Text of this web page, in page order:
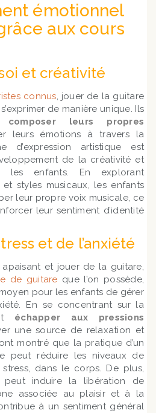
émotionnel
aux cours
et créativité
connus, jouer de la guitare
de manière unique. Ils
composer leurs propres
leurs émotions à travers la
d’expression artistique est
de la créativité et
les enfants. En explorant
styles musicaux, les enfants
leur propre voix musicale, ce
leur sentiment d’identité
et de l’anxiété
et jouer de la guitare,
de guitare que l’on possède,
pour les enfants de gérer
En se concentrant sur la
échapper aux pressions
une source de relaxation et
montré que la pratique d’un
peut réduire les niveaux de
dans le corps. De plus,
induire la libération de
associée au plaisir et à la
à un sentiment général